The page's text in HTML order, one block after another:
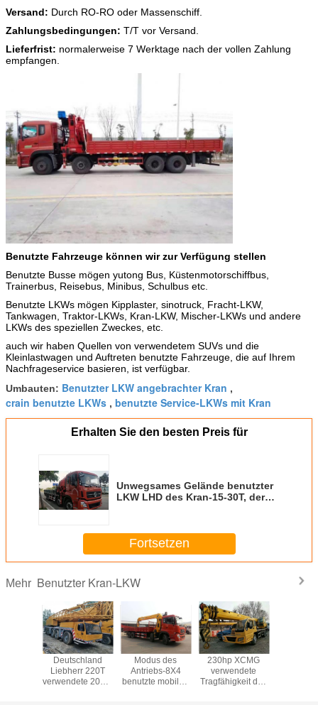
Versand: Durch RO-RO oder Massenschiff.
Zahlungsbedingungen: T/T vor Versand.
Lieferfrist: normalerweise 7 Werktage nach der vollen Zahlung
empfangen.
Benutzte Fahrzeuge können wir zur Verfügung stellen
Benutzte Busse mögen yutong Bus, Küstenmotorschiffbus,
Trainerbus, Reisebus, Minibus, Schulbus etc.
Benutzte LKWs mögen Kipplaster, sinotruck, Fracht-LKW,
Tankwagen, Traktor-LKWs, Kran-LKW, Mischer-LKWs und andere
LKWs des speziellen Zweckes, etc.
auch wir haben Quellen von verwendetem SUVs und die
Kleinlastwagen und Auftreten benutzte Fahrzeuge, die auf Ihrem
Nachfrageservice basieren, ist verfügbar.
Umbauten: Benutzter LKW angebrachter Kran ,
crain benutzte LKWs , benutzte Service-LKWs mit Kran
Erhalten Sie den besten Preis für
Unwegsames Gelände benutzter
LKW LHD des Kran-15-30T, der
Fortsetzen
Mehr Benutzter Kran-LKW
Deutschland
Liebherr 220T
verwendete 2013-
Modus des
Antriebs-8X4
benutzte mobilen
230hp XCMG
verwendete
Tragfähigkeit des